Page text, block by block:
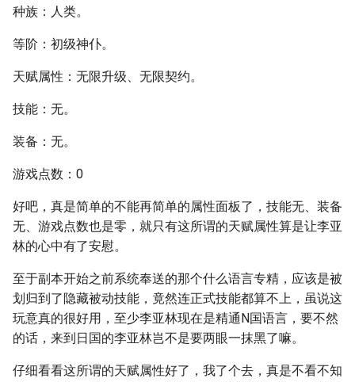
种族：人类。
等阶：初级神仆。
天赋属性：无限升级、无限契约。
技能：无。
装备：无。
游戏点数：0
好吧，真是简单的不能再简单的属性面板了，技能无、装备
无、游戏点数也是零，就只有这所谓的天赋属性算是让李亚
林的心中有了安慰。
至于副本开始之前系统奉送的那个什么语言专精，应该是被
划归到了隐藏被动技能，竟然连正式技能都算不上，虽说这
玩意真的很好用，至少李亚林现在是精通N国语言，要不然
的话，来到日国的李亚林岂不是要两眼一抹黑了嘛。
仔细看看这所谓的天赋属性好了，我了个去，真是不看不知